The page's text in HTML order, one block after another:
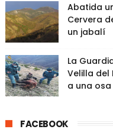
Abatida
Cervera
un jabalí
La
Velilla del
a una
FACEBOOK